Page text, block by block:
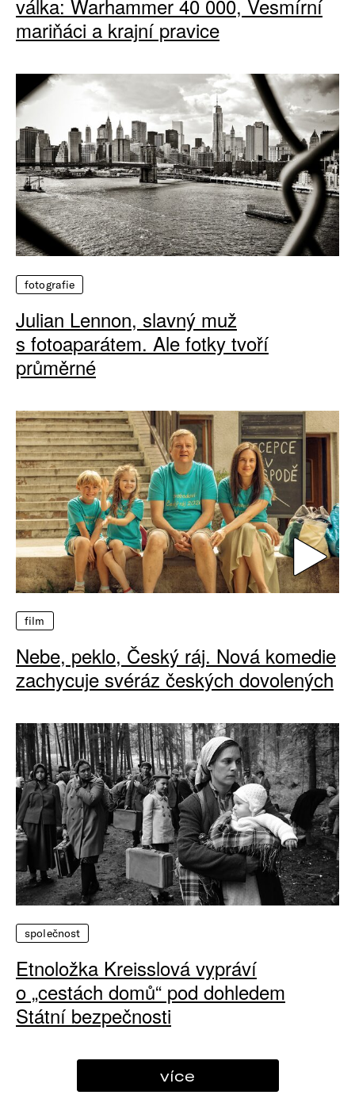
válka: Warhammer 40 000, Vesmírní
mariňáci a krajní pravice
fotografie
Julian Lennon, slavný muž
s fotoaparátem. Ale fotky tvoří
průměrné
film
Nebe, peklo, Český ráj. Nová komedie
zachycuje svéráz českých dovolených
společnost
Etnoložka Kreisslová vypráví
o „cestách domů“ pod dohledem
Státní bezpečnosti
více